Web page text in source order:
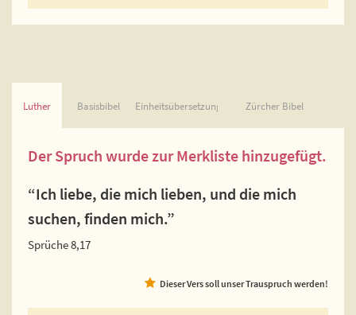
Luther Basisbibel Einheitsübersetzung Zürcher Bibel
Der Spruch wurde zur Merkliste hinzugefügt.
“Ich liebe, die mich lieben, und die mich
suchen, finden mich.”
Sprüche 8,17
Dieser Vers soll unser Trauspruch werden!